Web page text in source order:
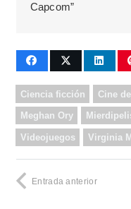
Capcom”
Ciencia ficción Cine
Meghan Ory
Videojuegos Virginia
Entrada anterior